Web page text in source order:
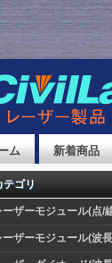
ム 新着商品
テゴリ
ーザーモジュール(点/
ーザーモジュール(波